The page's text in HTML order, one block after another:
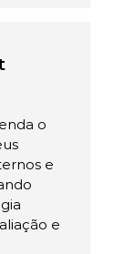
o
e
e